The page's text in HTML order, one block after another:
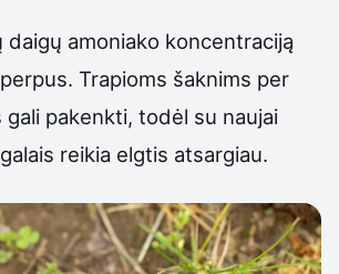
daigų amoniako koncentraciją
Trapioms šaknims per
pakenkti, todėl su naujai
reikia elgtis atsargiau.